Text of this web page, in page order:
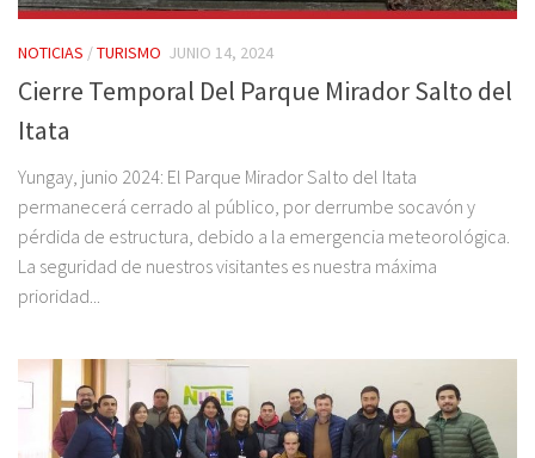
NOTICIAS /TURISMO JUNIO 14, 2024
Cierre Temporal Del Parque Mirador Salto del
Itata
Yungay, junio 2024: El Parque Mirador Salto del Itata
permanecerá cerrado al público, por derrumbe socavón y
pérdida de estructura, debido a la emergencia meteorológica.
La seguridad de nuestros visitantes es nuestra máxima
prioridad...